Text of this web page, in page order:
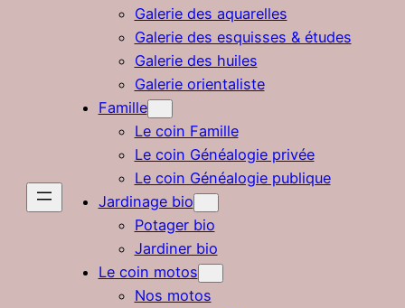
Galerie des aquarelles
Galerie des esquisses & études
Galerie des huiles
Galerie orientaliste
Famille
Le coin Famille
Le coin Généalogie privée
Le coin Généalogie publique
Jardinage bio
Potager bio
Jardiner bio
Le coin motos
Nos motos